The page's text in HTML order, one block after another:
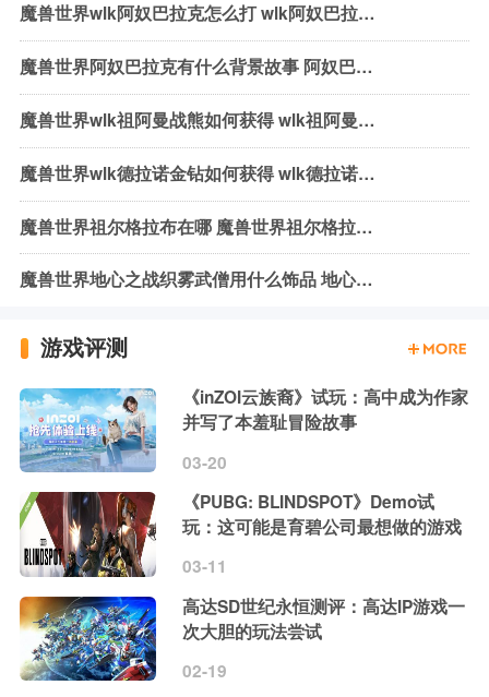
魔兽世界wlk阿奴巴拉克怎么打 wlk阿奴巴拉克机制与打法
魔兽世界阿奴巴拉克有什么背景故事 阿奴巴拉克背景故事介绍
魔兽世界wlk祖阿曼战熊如何获得 wlk祖阿曼战熊获取方式介绍
魔兽世界wlk德拉诺金钻如何获得 wlk德拉诺金钻获取方法介绍
魔兽世界祖尔格拉布在哪 魔兽世界祖尔格拉布位置介绍
魔兽世界地心之战织雾武僧用什么饰品 地心之战织雾武僧饰品推荐
游戏评测
《inZOI云族裔》试玩：高中成为作家
并写了本羞耻冒险故事
03-20
《PUBG: BLINDSPOT》Demo试
玩：这可能是育碧公司最想做的游戏
03-11
高达SD世纪永恒测评：高达IP游戏一
次大胆的玩法尝试
02-19